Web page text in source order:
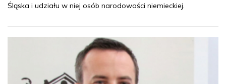
Śląska i udziału w niej osób narodowości niemieckiej.